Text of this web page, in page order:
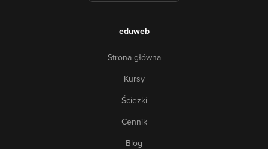
eduweb
Strona główna
Kursy
Ścieżki
Cennik
Blog